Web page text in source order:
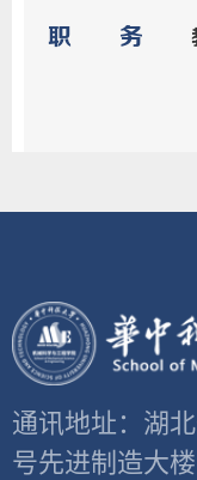
职务
通讯地址：湖
号先进制造大楼